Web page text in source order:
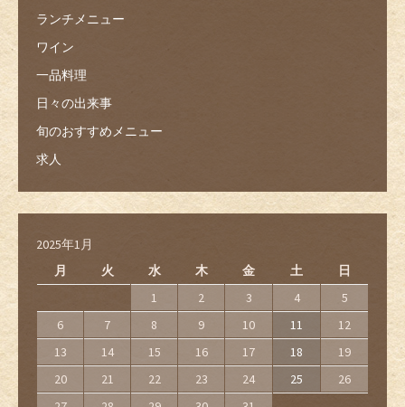
ランチメニュー
ワイン
一品料理
日々の出来事
旬のおすすめメニュー
求人
2025年1月
月
火 水 木 金 土 日
1 2 3 4
5
6
7 8 9 10 11
12
13
14 15 16 17 18
19
20
21 22 23 24 25
26